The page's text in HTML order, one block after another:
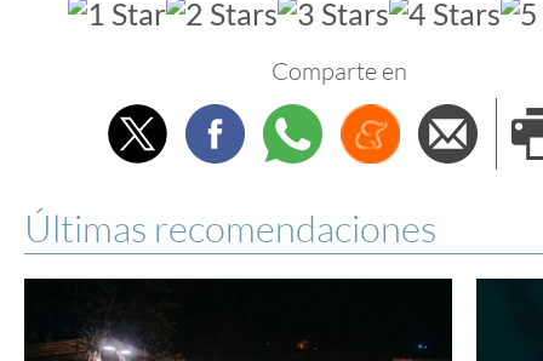
Comparte en
TwitterFacebookWhatsappMenéame
Últimas recomendaciones